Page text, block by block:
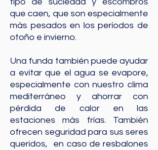
que caen, que son especialmente
más pesados en los períodos de
otoño e invierno.
Una funda también puede ayudar
a evitar que el agua se evapore,
especialmente con nuestro clima
mediterráneo y ahorrar con
pérdida de calor en las
estaciones más frías. También
ofrecen seguridad para sus seres
queridos,
en caso de resbalones